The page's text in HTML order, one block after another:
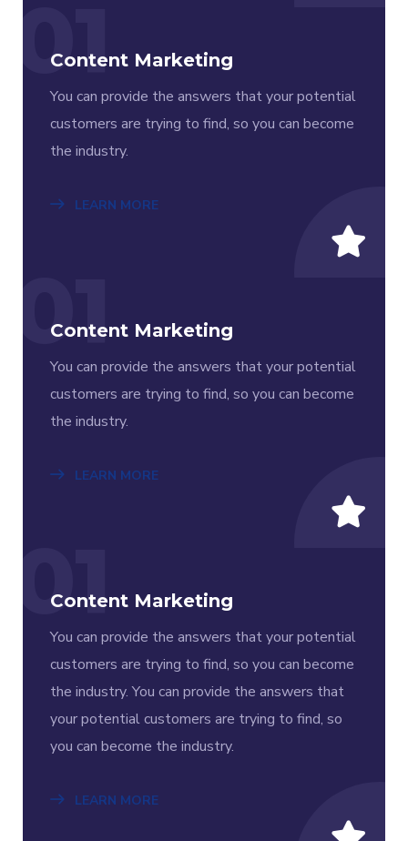
01
Content Marketing
You can provide the answers that your potential
customers are trying to find, so you can become
the industry.
LEARN MORE
01
Content Marketing
You can provide the answers that your potential
customers are trying to find, so you can become
the industry.
LEARN MORE
01
Content Marketing
You can provide the answers that your potential
customers are trying to find, so you can become
the industry. You can provide the answers that
your potential customers are trying to find, so
you can become the industry.
LEARN MORE